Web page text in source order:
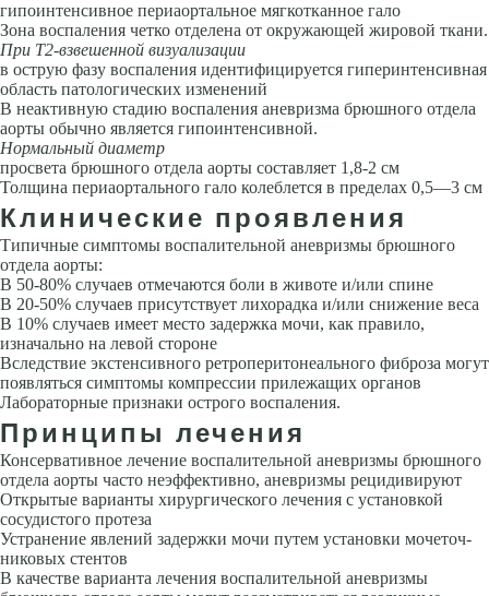
гипоинтенсивное периаортальное мягкотканное гало
Зона воспаления четко отделена от окружающей жировой ткани.
При Т2-взвешенной визуализации
в острую фазу воспаления иденти­фицируется гиперинтенсивная
область патологических изменений
В неактивную стадию воспаления аневризма брюшного отдела
аорты обычно является гипоинтенсивной.
Нормальный диаметр
просвета брюшного отдела аорты составля­ет 1,8-2 см
Толщина периаортального гало колеблется в пределах 0,5—3 см
Клинические проявления
Типичные симптомы воспалительной аневризмы брюшного
отдела аорты:
В 50-80% случаев отмечаются боли в животе и/или спине
В 20-50% случаев присутствует лихорадка и/или снижение веса
В 10% случаев имеет место задержка мочи, как правило,
изначально на левой стороне
Вследствие экстенсивного ретроперитонеального фиброза могут
появ­ляться симптомы компрессии прилежащих органов
Лабораторные при­знаки острого воспаления.
Принципы лечения
Консервативное лечение воспалительной аневризмы брюшного
отдела аорты часто неэффективно, аневризмы рецидивируют
Открытые варианты хирургического лечения с установкой
сосудистого протеза
Устранение явлений задержки мочи путем установки мочеточ­
никовых стентов
В качестве варианта лечения воспалительной аневризмы